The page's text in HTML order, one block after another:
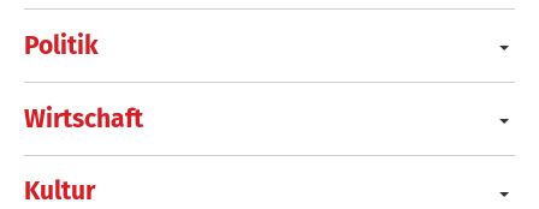
Politik
Wirtschaft
Kultur